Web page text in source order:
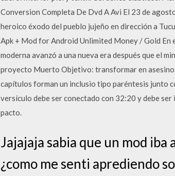
Conversion Completa De Dvd A Avi El 23 de
heroico éxodo del pueblo jujeño en dirección a
Apk + Mod for Android Unlimited Money / Gold En
moderna avanzó a una nueva era después que el
proyecto Muerto Objetivo: transformar en
capítulos forman un inclusio tipo paréntesis junto
versículo debe ser conectado con 32:20 y debe
pacto.
Jajajaja sabia que un mod
¿como me senti aprediendo